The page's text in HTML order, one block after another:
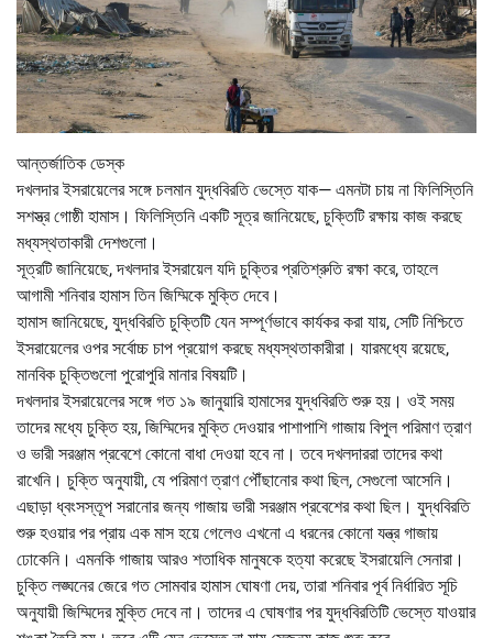
আন্তর্জাতিক ডেস্ক
দখলদার ইসরায়েলের সঙ্গে চলমান যুদ্ধবিরতি ভেস্তে যাক— এমনটা চায় না ফিলিস্তিনি
সশস্ত্র গোষ্ঠী হামাস। ফিলিস্তিনি একটি সূত্র জানিয়েছে, চুক্তিটি রক্ষায় কাজ করছে
মধ্যস্থতাকারী দেশগুলো।
সূত্রটি জানিয়েছে, দখলদার ইসরায়েল যদি চুক্তির প্রতিশ্রুতি রক্ষা করে, তাহলে
আগামী শনিবার হামাস তিন জিম্মিকে মুক্তি দেবে।
হামাস জানিয়েছে, যুদ্ধবিরতি চুক্তিটি যেন সম্পূর্ণভাবে কার্যকর করা যায়, সেটি নিশ্চিতে
ইসরায়েলের ওপর সর্বোচ্চ চাপ প্রয়োগ করছে মধ্যস্থতাকারীরা। যারমধ্যে রয়েছে,
মানবিক চুক্তিগুলো পুরোপুরি মানার বিষয়টি।
দখলদার ইসরায়েলের সঙ্গে গত ১৯ জানুয়ারি হামাসের যুদ্ধবিরতি শুরু হয়। ওই সময়
তাদের মধ্যে চুক্তি হয়, জিম্মিদের মুক্তি দেওয়ার পাশাপাশি গাজায় বিপুল পরিমাণ ত্রাণ
ও ভারী সরঞ্জাম প্রবেশে কোনো বাধা দেওয়া হবে না। তবে দখলদাররা তাদের কথা
রাখেনি। চুক্তি অনুযায়ী, যে পরিমাণ ত্রাণ পৌঁছানোর কথা ছিল, সেগুলো আসেনি।
এছাড়া ধ্বংসস্তূপ সরানোর জন্য গাজায় ভারী সরঞ্জাম প্রবেশের কথা ছিল। যুদ্ধবিরতি
শুরু হওয়ার পর প্রায় এক মাস হয়ে গেলেও এখনো এ ধরনের কোনো যন্ত্র গাজায়
ঢোকেনি। এমনকি গাজায় আরও শতাধিক মানুষকে হত্যা করেছে ইসরায়েলি সেনারা।
চুক্তি লঙ্ঘনের জেরে গত সোমবার হামাস ঘোষণা দেয়, তারা শনিবার পূর্ব নির্ধারিত সূচি
অনুযায়ী জিম্মিদের মুক্তি দেবে না। তাদের এ ঘোষণার পর যুদ্ধবিরতিটি ভেস্তে যাওয়ার